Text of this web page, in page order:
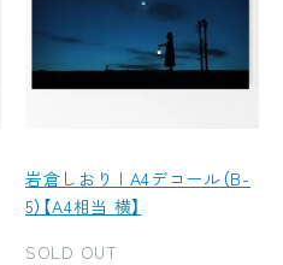
岩倉しおり | A4デコール（B-
5）【A4相当 横】
SOLD OUT